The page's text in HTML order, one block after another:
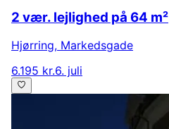
2 vær. lejlighed på 64 m²
Hjørring, Markedsgade
6.195 kr.6. juli